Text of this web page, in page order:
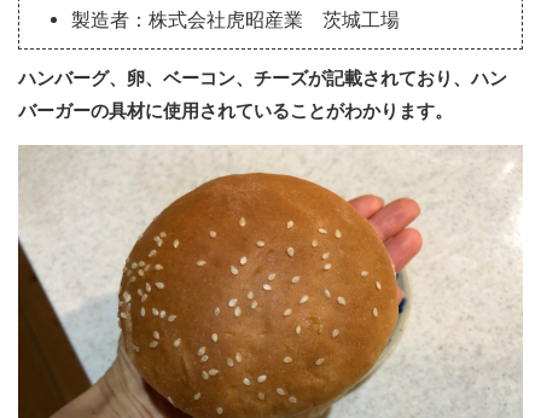
製造者：株式会社虎昭産業 茨城工場
ハンバーグ、卵、ベーコン、チーズが記載されており、ハン
バーガーの具材に使用されていることがわかります。